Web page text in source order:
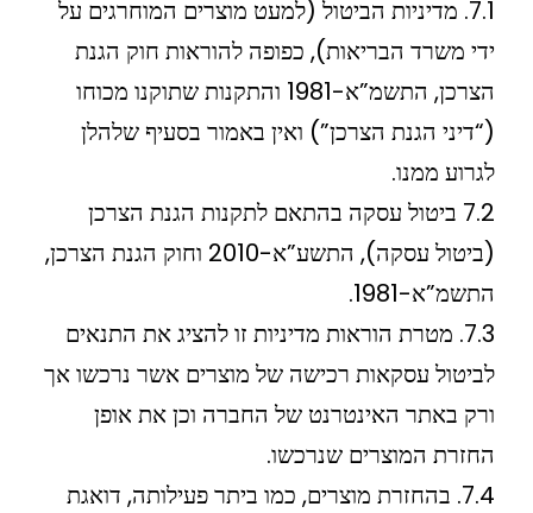
7.1. מדיניות הביטול (למעט מוצרים המוחרגים על
ידי משרד הבריאות), כפופה להוראות חוק הגנת
הצרכן, התשמ”א-1981 והתקנות שתוקנו מכוחו
(“דיני הגנת הצרכן”) ואין באמור בסעיף שלהלן
לגרוע ממנו.
7.2 ביטול עסקה בהתאם לתקנות הגנת הצרכן
(ביטול עסקה), התשע”א-2010 וחוק הגנת הצרכן,
התשמ”א-1981.
7.3. מטרת הוראות מדיניות זו להציג את התנאים
לביטול עסקאות רכישה של מוצרים אשר נרכשו אך
ורק באתר האינטרנט של החברה וכן את אופן
החזרת המוצרים שנרכשו.
7.4. בהחזרת מוצרים, כמו ביתר פעילותה, דואגת